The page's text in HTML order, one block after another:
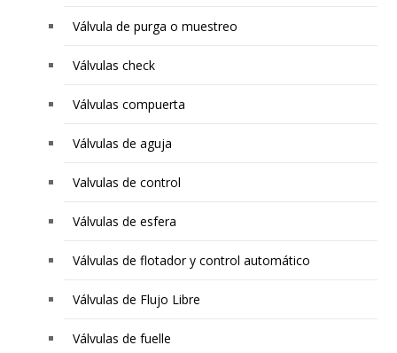
Válvula de purga o muestreo
Válvulas check
Válvulas compuerta
Válvulas de aguja
Valvulas de control
Válvulas de esfera
Válvulas de flotador y control automático
Válvulas de Flujo Libre
Válvulas de fuelle